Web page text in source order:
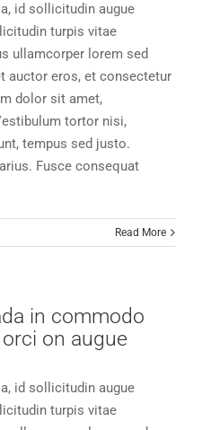
id sollicitudin augue
turpis vitae
ullamcorper lorem sed
auctor eros, et consectetur
dolor sit amet,
tortor nisi,
tempus sed justo.
Fusce consequat
Read More
in commodo
on augue
id sollicitudin augue
turpis vitae